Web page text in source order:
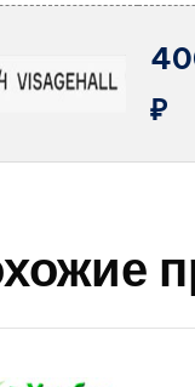
₽